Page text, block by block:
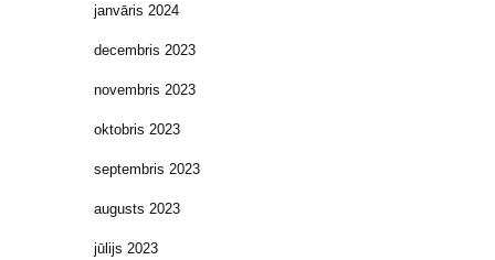
janvāris 2024
decembris 2023
novembris 2023
oktobris 2023
septembris 2023
augusts 2023
jūlijs 2023